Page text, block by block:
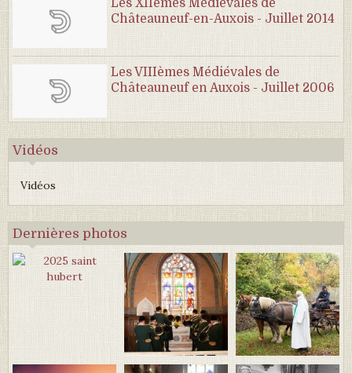
Les XIIèmes Médiévales de
Châteauneuf-en-Auxois - Juillet 2014
Les VIIIèmes Médiévales de
Châteauneuf en Auxois - Juillet 2006
Vidéos
Vidéos
Dernières photos